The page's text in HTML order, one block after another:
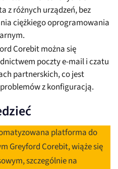
z różnych urządzeń, bez
ciężkiego oprogramowania
Corebit można się
poczty e-mail i czatu
partnerskich, co jest
z konfiguracją.
platforma do
Greyford Corebit, wiąże się
szczególnie na